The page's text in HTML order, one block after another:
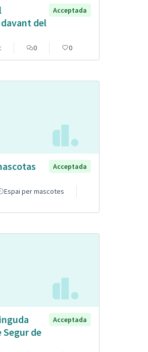
del
Acceptada
0 0
Acceptada
Espai per mascotes
Segur de
Acceptada